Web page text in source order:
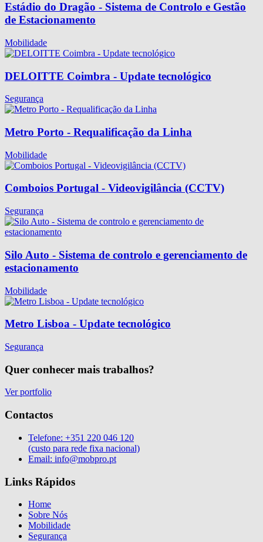
Estádio do Dragão - Sistema de Controlo e Gestão
de Estacionamento
Mobilidade
DELOITTE Coimbra - Update tecnológico
Segurança
Metro Porto - Requalificação da Linha
Mobilidade
Comboios Portugal - Videovigilância (CCTV)
Segurança
Silo Auto - Sistema de controlo e gerenciamento de
estacionamento
Mobilidade
Metro Lisboa - Update tecnológico
Segurança
Quer conhecer mais trabalhos?
Ver portfolio
Contactos
Telefone: +351 220 046 120
(custo para rede fixa nacional)
Email: info@mobpro.pt
Links Rápidos
Home
Sobre Nós
Mobilidade
Segurança